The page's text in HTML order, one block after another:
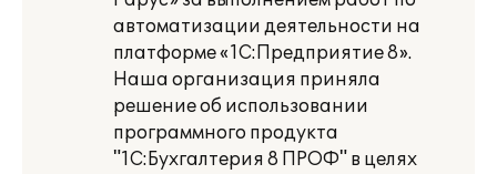
автоматизации деятельности на
платформе «1С:Предприятие 8».
Наша организация приняла
решение об использовании
программного продукта
"1С:Бухгалтерия 8 ПРОФ" в целях